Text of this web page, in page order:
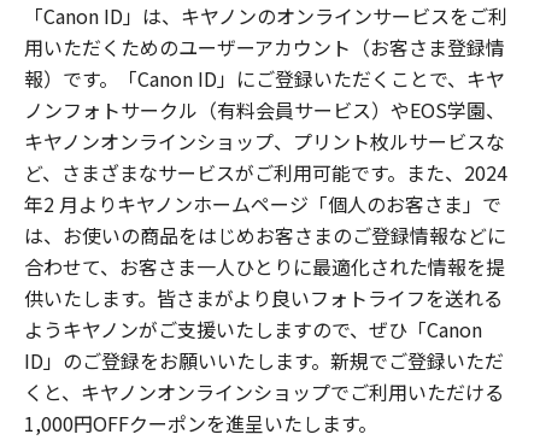
「Canon ID」は、キヤノンのオンラインサービスをご利
用いただくためのユーザーアカウント（お客さま登録情
報）です。「Canon ID」にご登録いただくことで、キヤ
ノンフォトサークル（有料会員サービス）やEOS学園、
キヤノンオンラインショップ、プリント枚ルサービスな
ど、さまざまなサービスがご利用可能です。また、2024
年2 月よりキヤノンホームページ「個人のお客さま」で
は、お使いの商品をはじめお客さまのご登録情報などに
合わせて、お客さま一人ひとりに最適化された情報を提
供いたします。皆さまがより良いフォトライフを送れる
ようキヤノンがご支援いたしますので、ぜひ「Canon
ID」のご登録をお願いいたします。新規でご登録いただ
くと、キヤノンオンラインショップでご利用いただける
1,000円OFFクーポンを進呈いたします。